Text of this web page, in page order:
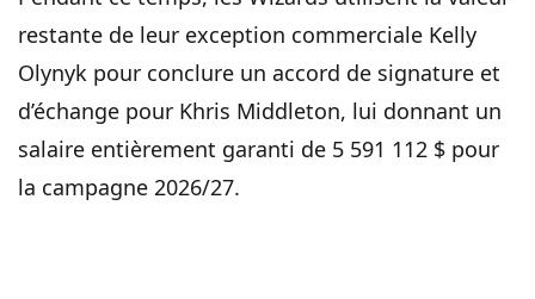
restante de leur exception commerciale Kelly
Olynyk pour conclure un accord de signature et
d’échange pour Khris Middleton, lui donnant un
salaire entièrement garanti de 5 591 112 $ pour
la campagne 2026/27.